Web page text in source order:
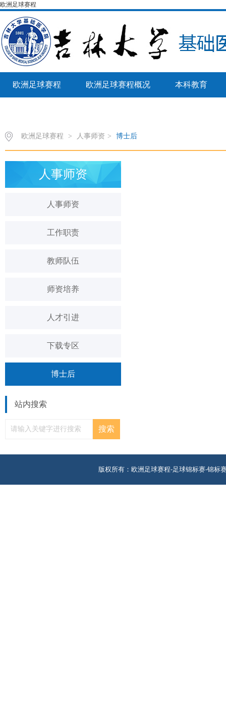
欧洲足球赛程
欧洲足球赛程 欧洲足球赛程概况 本科教育
欧洲足球赛程 > 人事师资 > 博士后
人事师资
人事师资
工作职责
教师队伍
师资培养
人才引进
下载专区
博士后
站内搜索
版权所有：欧洲足球赛程-足球锦标赛-锦